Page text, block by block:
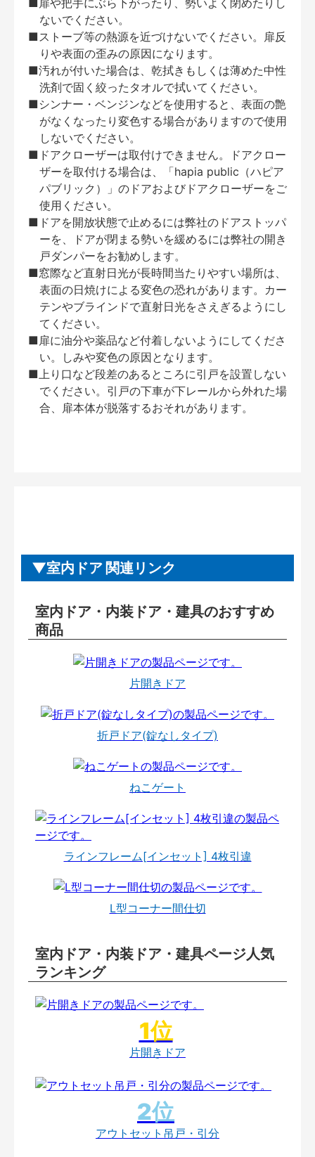
■扉や把手にぶら下がったり、勢いよく閉めたりし
ないでください。
■ストーブ等の熱源を近づけないでください。扉反
りや表面の歪みの原因になります。
■汚れが付いた場合は、乾拭きもしくは薄めた中性
洗剤で固く絞ったタオルで拭いてください。
■シンナー・ベンジンなどを使用すると、表面の艶
がなくなったり変色する場合がありますので使用
しないでください。
■ドアクローザーは取付けできません。ドアクロー
ザーを取付ける場合は、「hapia public（ハピア
パブリック）」のドアおよびドアクローザーをご
使用ください。
■ドアを開放状態で止めるには弊社のドアストッパ
ーを、ドアが閉まる勢いを緩めるには弊社の開き
戸ダンパーをお勧めします。
■窓際など直射日光が長時間当たりやすい場所は、
表面の日焼けによる変色の恐れがあります。カー
テンやブラインドで直射日光をさえぎるようにし
てください。
■扉に油分や薬品など付着しないようにしてくださ
い。しみや変色の原因となります。
■上り口など段差のあるところに引戸を設置しない
でください。引戸の下車が下レールから外れた場
合、扉本体が脱落するおそれがあります。
室内ドア 関連リンク
室内ドア・内装ドア・建具のおすすめ
商品
片開きドア
折戸ドア(錠なしタイプ)
ねこゲート
ラインフレーム[インセット] 4枚引違
L型コーナー間仕切
室内ドア・内装ドア・建具ページ人気
ランキング
片開きドア
アウトセット吊戸・引分